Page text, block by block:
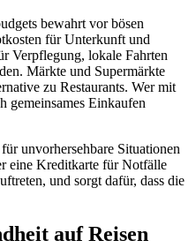
bewahrt vor bösen
für Unterkunft und
Verpflegung, lokale Fahrten
Märkte und Supermärkte
zu Restaurants. Wer mit
gemeinsames Einkaufen
unvorhersehbare Situationen
eine Kreditkarte für Notfälle
und sorgt dafür, dass die
auf Reisen